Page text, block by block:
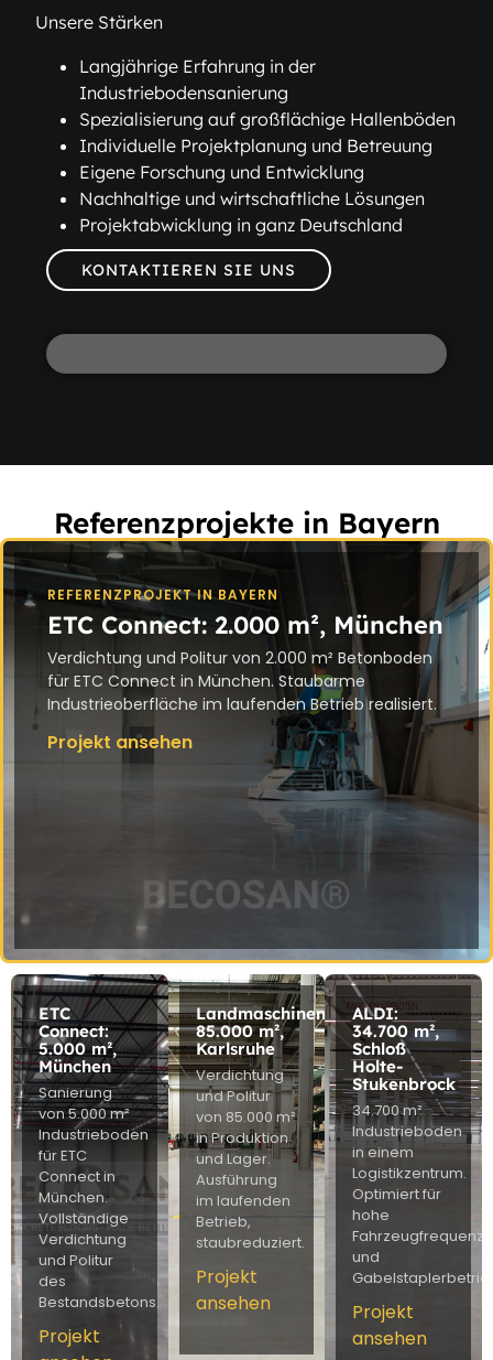
Unsere Stärken
Langjährige Erfahrung in der
Industriebodensanierung
Spezialisierung auf großflächige Hallenböden
Individuelle Projektplanung und Betreuung
Eigene Forschung und Entwicklung
Nachhaltige und wirtschaftliche Lösungen
Projektabwicklung in ganz Deutschland
KONTAKTIEREN SIE UNS
Referenzprojekte in Bayern
REFERENZPROJEKT IN BAYERN
ETC Connect: 2.000 m², München
Verdichtung und Politur von 2.000 m² Betonboden
für ETC Connect in München. Staubarme
Industrieoberfläche im laufenden Betrieb realisiert.
Projekt ansehen
ETC
Connect:
5.000 m²,
München
Sanierung
von 5.000 m²
Industrieboden
für ETC
Connect in
München.
Vollständige
Verdichtung
und Politur
des
Bestandsbetons.
Projekt
Landmaschinenhersteller:
85.000 m²,
Karlsruhe
Verdichtung
und Politur
von 85.000 m²
in Produktion
und Lager.
Ausführung
im laufenden
Betrieb,
staubreduziert.
Projekt
ansehen
ALDI:
34.700 m²,
Schloß
Holte-
Stukenbrock
34.700 m²
Industrieboden
in einem
Logistikzentrum.
Optimiert für
hohe
Fahrzeugfrequenz
und
Projekt
ansehen